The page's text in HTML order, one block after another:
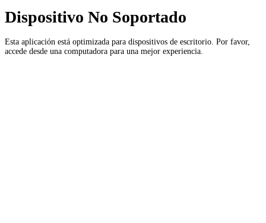
Dispositivo No Soportado
Esta aplicación está optimizada para dispositivos de escritorio. Por favor,
accede desde una computadora para una mejor experiencia.